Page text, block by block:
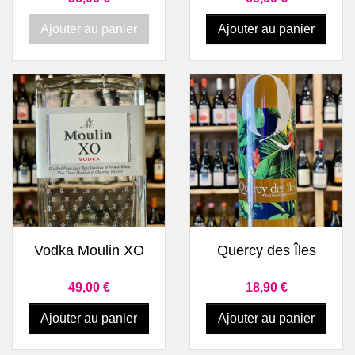
Ajouter au panier Ajouter au panier
Vodka Moulin XO
Prix
49,00 €
Ajouter au panier
Quercy des Îles
Prix
18,90 €
Ajouter au panier